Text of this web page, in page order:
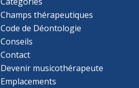
Champs thérapeutiques
Code de Déontologie
Conseils
Contact
Devenir musicothérapeute
Emplacements